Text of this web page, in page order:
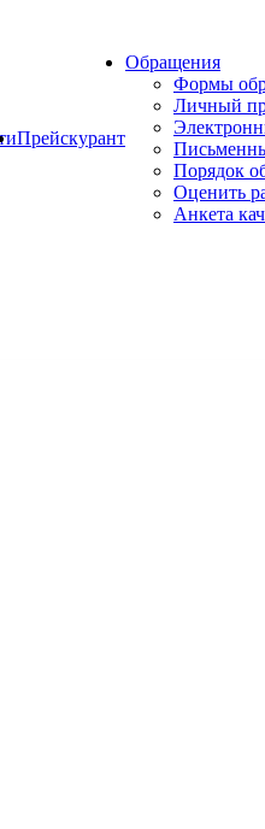
Прейскурант
Обращения
Формы
Личный
Порядок
Оценить
Анкета